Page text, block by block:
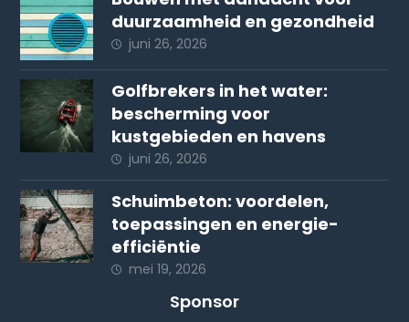
duurzaamheid en gezondheid
juni 26, 2026
Golfbrekers in het water:
bescherming voor
kustgebieden en havens
juni 26, 2026
Schuimbeton: voordelen,
toepassingen en energie-
efficiëntie
mei 19, 2026
Sponsor